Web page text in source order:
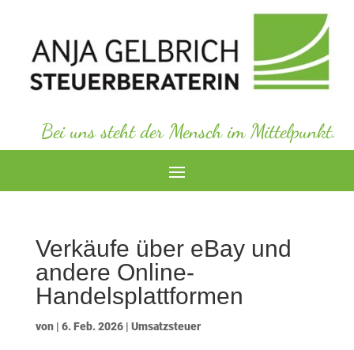
Bei uns steht der Mensch im Mittelpunkt.
Verkäufe über eBay und
andere Online-
Handelsplattformen
von | 6. Feb. 2026| Umsatzsteuer